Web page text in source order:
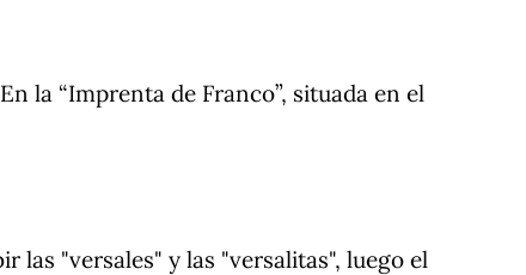
la “Imprenta de Franco”, situada en el
las "versales" y las "versalitas", luego el